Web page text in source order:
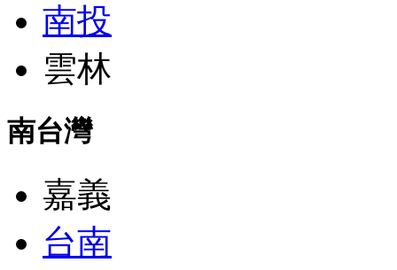
南投
雲林
南台灣
嘉義
台南